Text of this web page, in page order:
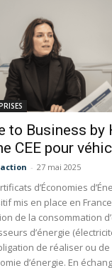
to Business by
CEE pour
- 27 mai 2025
d’Économies
mis en place en
de la consommation
d’énergie
de réaliser ou
d’énergie. En